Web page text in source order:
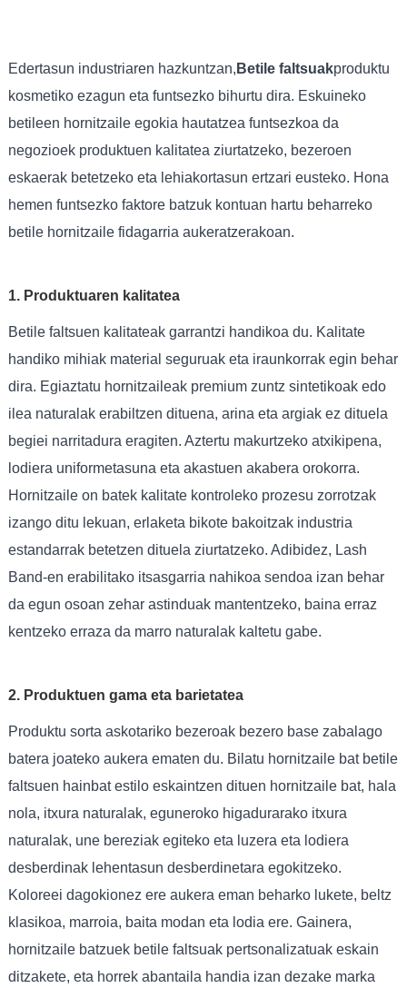
Edertasun industriaren hazkuntzan, Betile faltsuakproduktu
kosmetiko ezagun eta funtsezko bihurtu dira. Eskuineko
betileen hornitzaile egokia hautatzea funtsezkoa da
negozioek produktuen kalitatea ziurtatzeko, bezeroen
eskaerak betetzeko eta lehiakortasun ertzari eusteko. Hona
hemen funtsezko faktore batzuk kontuan hartu beharreko
betile hornitzaile fidagarria aukeratzerakoan.
1. Produktuaren kalitatea
Betile faltsuen kalitateak garrantzi handikoa du. Kalitate
handiko mihiak material seguruak eta iraunkorrak egin behar
dira. Egiaztatu hornitzaileak premium zuntz sintetikoak edo
ilea naturalak erabiltzen dituena, arina eta argiak ez dituela
begiei narritadura eragiten. Aztertu makurtzeko atxikipena,
lodiera uniformetasuna eta akastuen akabera orokorra.
Hornitzaile on batek kalitate kontroleko prozesu zorrotzak
izango ditu lekuan, erlaketa bikote bakoitzak industria
estandarrak betetzen dituela ziurtatzeko. Adibidez, Lash
Band-en erabilitako itsasgarria nahikoa sendoa izan behar
da egun osoan zehar astinduak mantentzeko, baina erraz
kentzeko erraza da marro naturalak kaltetu gabe.
2. Produktuen gama eta barietatea
Produktu sorta askotariko bezeroak bezero base zabalago
batera joateko aukera ematen du. Bilatu hornitzaile bat betile
faltsuen hainbat estilo eskaintzen dituen hornitzaile bat, hala
nola, itxura naturalak, eguneroko higadurarako itxura
naturalak, une bereziak egiteko eta luzera eta lodiera
desberdinak lehentasun desberdinetara egokitzeko.
Koloreei dagokionez ere aukera eman beharko lukete, beltz
klasikoa, marroia, baita modan eta lodia ere. Gainera,
hornitzaile batzuek betile faltsuak pertsonalizatuak eskain
ditzakete, eta horrek abantaila handia izan dezake marka